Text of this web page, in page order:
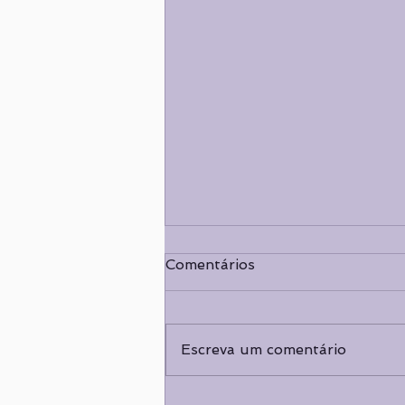
Comentários
Escreva um comentário